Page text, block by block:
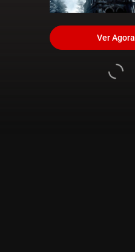
Ver Agora